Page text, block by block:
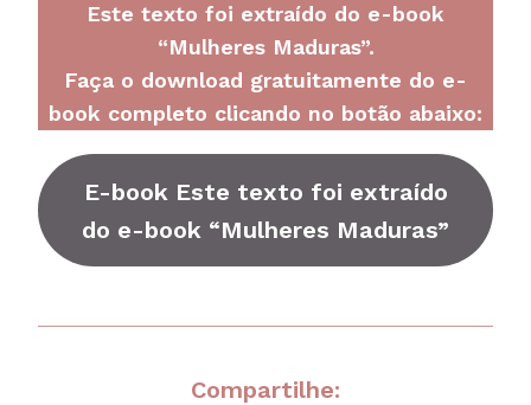
Este texto foi extraído do e-book
“Mulheres Maduras”.
Faça o download gratuitamente do e-
book completo clicando no botão abaixo:
E-book Este texto foi extraído
do e-book “Mulheres Maduras”
Compartilhe: